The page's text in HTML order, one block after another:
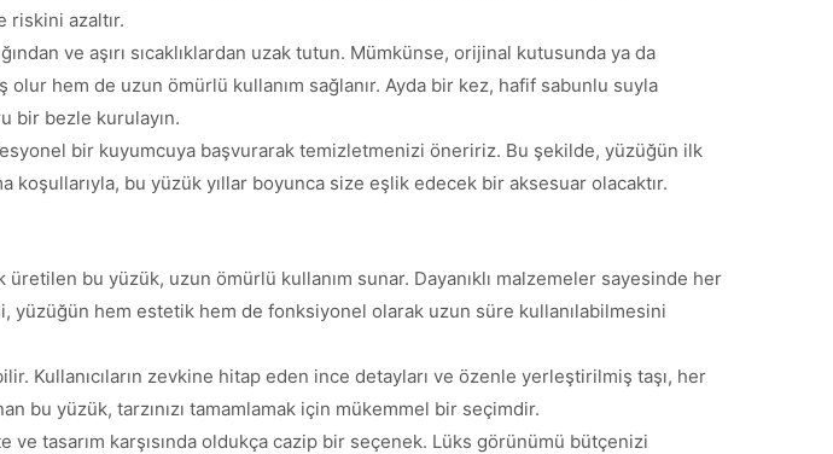
riskini azaltır.
ve aşırı sıcaklıklardan uzak tutun. Mümkünse, orijinal kutusunda ya da
hem de uzun ömürlü kullanım sağlanır. Ayda bir kez, hafif sabunlu suyla
bir bezle kurulayın.
bir kuyumcuya başvurarak temizletmenizi öneririz. Bu şekilde, yüzüğün ilk
koşullarıyla, bu yüzük yıllar boyunca size eşlik edecek bir aksesuar olacaktır.
üretilen bu yüzük, uzun ömürlü kullanım sunar. Dayanıklı malzemeler sayesinde her
hem estetik hem de fonksiyonel olarak uzun süre kullanılabilmesini
Kullanıcıların zevkine hitap eden ince detayları ve özenle yerleştirilmiş taşı, her
bu yüzük, tarzınızı tamamlamak için mükemmel bir seçimdir.
tasarım karşısında oldukça cazip bir seçenek. Lüks görünümü bütçenizi